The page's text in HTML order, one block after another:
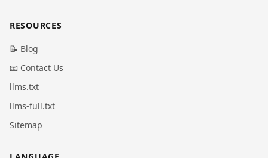
RESOURCES
📝 Blog
📧 Contact Us
llms.txt
llms-full.txt
Sitemap